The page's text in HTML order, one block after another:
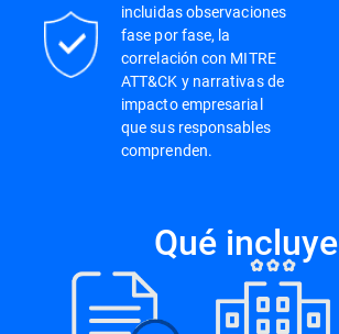
incluidas observaciones
fase por fase, la
correlación con MITRE
ATT&CK y narrativas de
impacto empresarial
que sus responsables
comprenden.
Qué incluye